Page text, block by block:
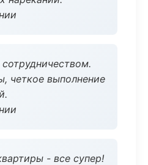
четкое выполнение
- все супер!